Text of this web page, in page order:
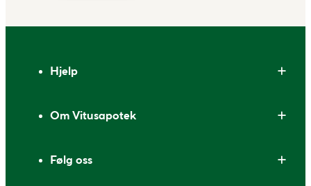
Hjelp
Om Vitusapotek
Følg oss